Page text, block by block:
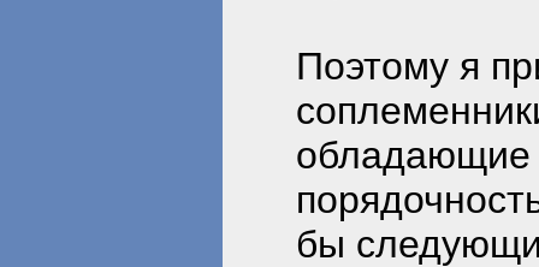
Поэтому я
обладающие
бы